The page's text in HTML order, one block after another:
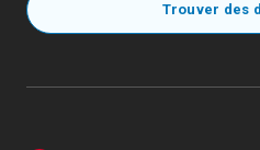
Trouver des